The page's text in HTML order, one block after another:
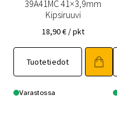
39A41MC 41×3,9mm
Kipsiruuvi
18,90€ / pkt
Tuotetiedot
Varastossa